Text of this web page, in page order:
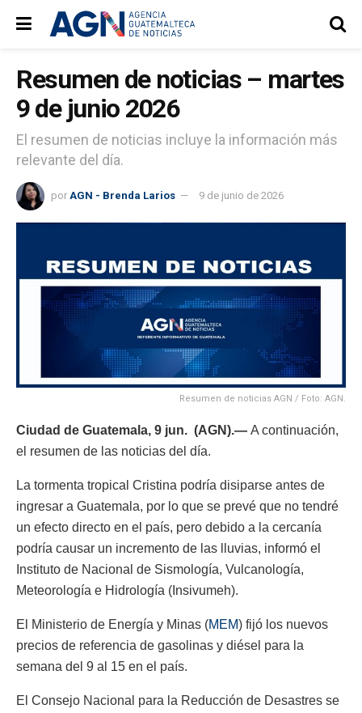
Resumen de noticias – martes
9 de junio 2026
El resumen de noticias incluye la información más
relevante del día.
por AGN - Brenda Larios 9 de junio de 2026
Resumen de noticias AGN / Foto: AGN.
Ciudad de Guatemala, 9 jun. (AGN).— A continuación,
el resumen de las noticias del día.
La tormenta tropical Cristina podría disiparse antes de
ingresar a Guatemala, por lo que se prevé que no tendré
un efecto directo en el país, pero debido a la cercanía
podría causar un incremento de las lluvias, informó el
Instituto de Nacional de Sismología, Vulcanología,
Meteorología e Hidrología (Insivumeh).
El Ministerio de Energía y Minas (MEM) fijó los nuevos
precios de referencia de gasolinas y diésel para la
semana del 9 al 15 en el país.
El Consejo Nacional para la Reducción de Desastres se